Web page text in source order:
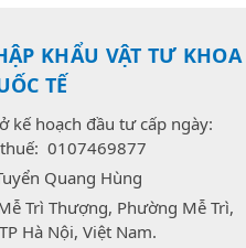
KHẨU VẬT TƯ KHOA
TẾ
kế hoạch đầu tư cấp ngày:
0107469877
Quang Hùng
Trì Thượng, Phường Mễ Trì,
Hà Nội, Việt Nam.